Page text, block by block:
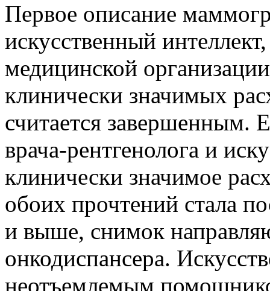
Первое описание
искусственный
медицинской
клинически значимых
считается завершенным.
врача-рентгенолога и
клинически значимое
обоих прочтений стала
и выше, снимок
онкодиспансера.
неотъемлемым